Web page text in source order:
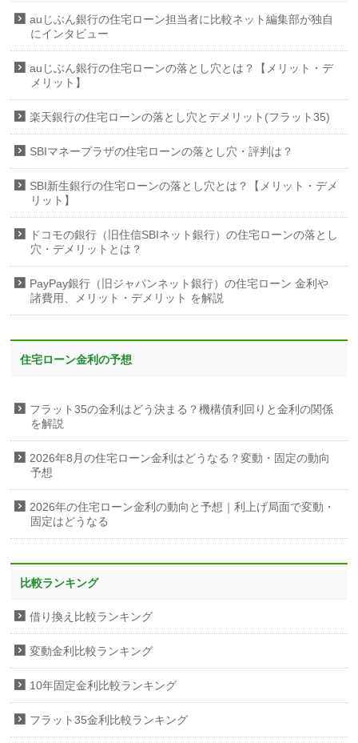
auじぶん銀行の住宅ローン担当者に比較ネット編集部が独自
にインタビュー
auじぶん銀行の住宅ローンの落とし穴とは？【メリット・デ
メリット】
楽天銀行の住宅ローンの落とし穴とデメリット(フラット35)
SBIマネープラザの住宅ローンの落とし穴・評判は？
SBI新生銀行の住宅ローンの落とし穴とは？【メリット・デメ
リット】
ドコモの銀行（旧住信SBIネット銀行）の住宅ローンの落とし
穴・デメリットとは？
PayPay銀行（旧ジャパンネット銀行）の住宅ローン 金利や
諸費用、メリット・デメリット を解説
住宅ローン金利の予想
フラット35の金利はどう決まる？機構債利回りと金利の関係
を解説
2026年8月の住宅ローン金利はどうなる？変動・固定の動向
予想
2026年の住宅ローン金利の動向と予想｜利上げ局面で変動・
固定はどうなる
比較ランキング
借り換え比較ランキング
変動金利比較ランキング
10年固定金利比較ランキング
フラット35金利比較ランキング